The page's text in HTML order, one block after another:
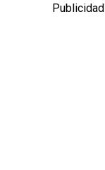
Publicidad